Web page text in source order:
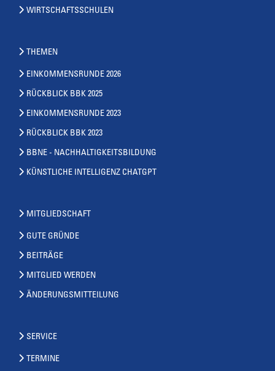
WIRTSCHAFTSSCHULEN
THEMEN
EINKOMMENSRUNDE 2026
RÜCKBLICK BBK 2025
EINKOMMENSRUNDE 2023
RÜCKBLICK BBK 2023
BBNE - NACHHALTIGKEITSBILDUNG
KÜNSTLICHE INTELLIGENZ CHATGPT
MITGLIEDSCHAFT
GUTE GRÜNDE
BEITRÄGE
MITGLIED WERDEN
ÄNDERUNGSMITTEILUNG
SERVICE
TERMINE